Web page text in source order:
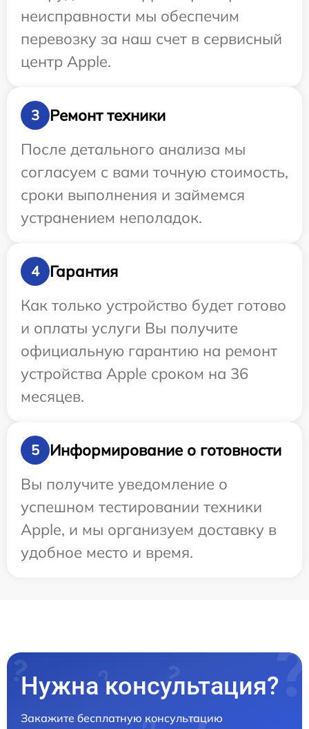
неисправности мы обеспечим
перевозку за наш счет в сервисный
центр Apple.
3
Ремонт техники
После детального анализа мы
согласуем с вами точную стоимость,
сроки выполнения и займемся
устранением неполадок.
4
Гарантия
Как только устройство будет готово
и оплаты услуги Вы получите
официальную гарантию на ремонт
устройства Apple сроком на 36
месяцев.
5
Информирование о готовности
Вы получите уведомление о
успешном тестировании техники
Apple, и мы организуем доставку в
удобное место и время.
Нужна консультация?
Закажите бесплатную консультацию